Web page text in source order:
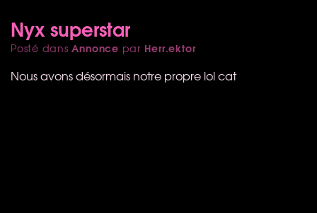
Nyx superstar
Posté dansAnnonce par Herr.ektor
Nous avons désormais notre propre lol cat